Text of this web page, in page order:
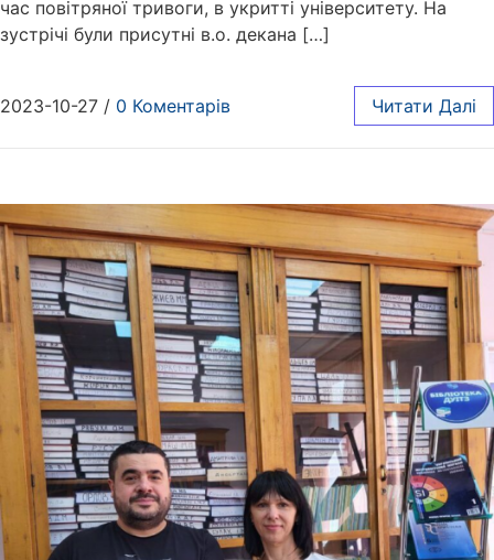
час повітряної тривоги, в укритті університету. На
зустрічі були присутні в.о. декана […]
2023-10-27 / 0 Коментарів Читати Далі